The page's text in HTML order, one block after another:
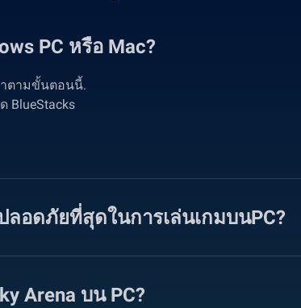
PC หรือ Mac?
ำตามขั้นตอนนี้.
BlueStacks
อดภัยที่สุดในการเล่นเกมบนPC?
Arena บน PC?